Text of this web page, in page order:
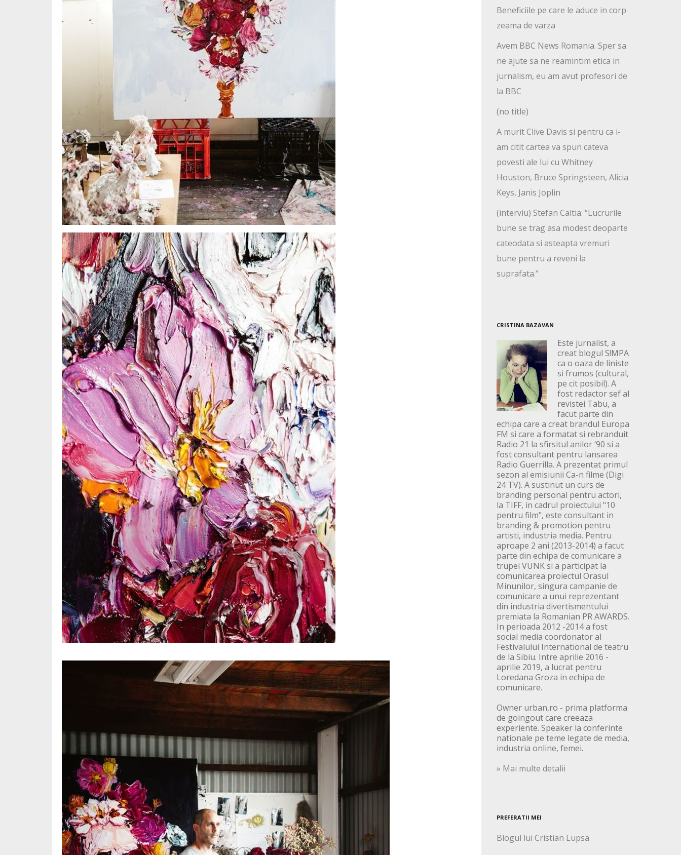
Beneficiile pe care le aduce in corp
zeama de varza
Avem BBC News Romania. Sper sa
ne ajute sa ne reamintim etica in
jurnalism, eu am avut profesori de
la BBC
(no title)
A murit Clive Davis si pentru ca i-
am citit cartea va spun cateva
povesti ale lui cu Whitney
Houston, Bruce Springsteen, Alicia
Keys, Janis Joplin
(interviu) Stefan Caltia: “Lucrurile
bune se trag asa modest deoparte
cateodata si asteapta vremuri
bune pentru a reveni la
suprafata.”
CRISTINA BAZAVAN
Este jurnalist, a
creat blogul S!MPA
ca o oaza de liniste
si frumos (cultural,
pe cit posibil). A
fost redactor sef al
revistei Tabu, a
facut parte din
echipa care a creat brandul Europa
FM si care a formatat si rebranduit
Radio 21 la sfirsitul anilor ‘90 si a
fost consultant pentru lansarea
Radio Guerrilla. A prezentat primul
sezon al emisiunii Ca-n filme (Digi
24 TV). A sustinut un curs de
branding personal pentru actori,
la TIFF, in cadrul proiectului "10
pentru film", este consultant in
branding & promotion pentru
artisti, industria media. Pentru
aproape 2 ani (2013-2014) a facut
parte din echipa de comunicare a
trupei VUNK si a participat la
comunicarea proiectul Orasul
Minunilor, singura campanie de
comunicare a unui reprezentant
din industria divertismentului
premiata la Romanian PR AWARDS.
In perioada 2012 -2014 a fost
social media coordonator al
Festivalului International de teatru
de la Sibiu. Intre aprilie 2016 -
aprilie 2019, a lucrat pentru
Loredana Groza in echipa de
comunicare.
Owner urban,ro - prima platforma
de goingout care creeaza
experiente. Speaker la conferinte
nationale pe teme legate de media,
industria online, femei.
» Mai multe detalii
PREFERATII MEI
Blogul lui Cristian Lupsa